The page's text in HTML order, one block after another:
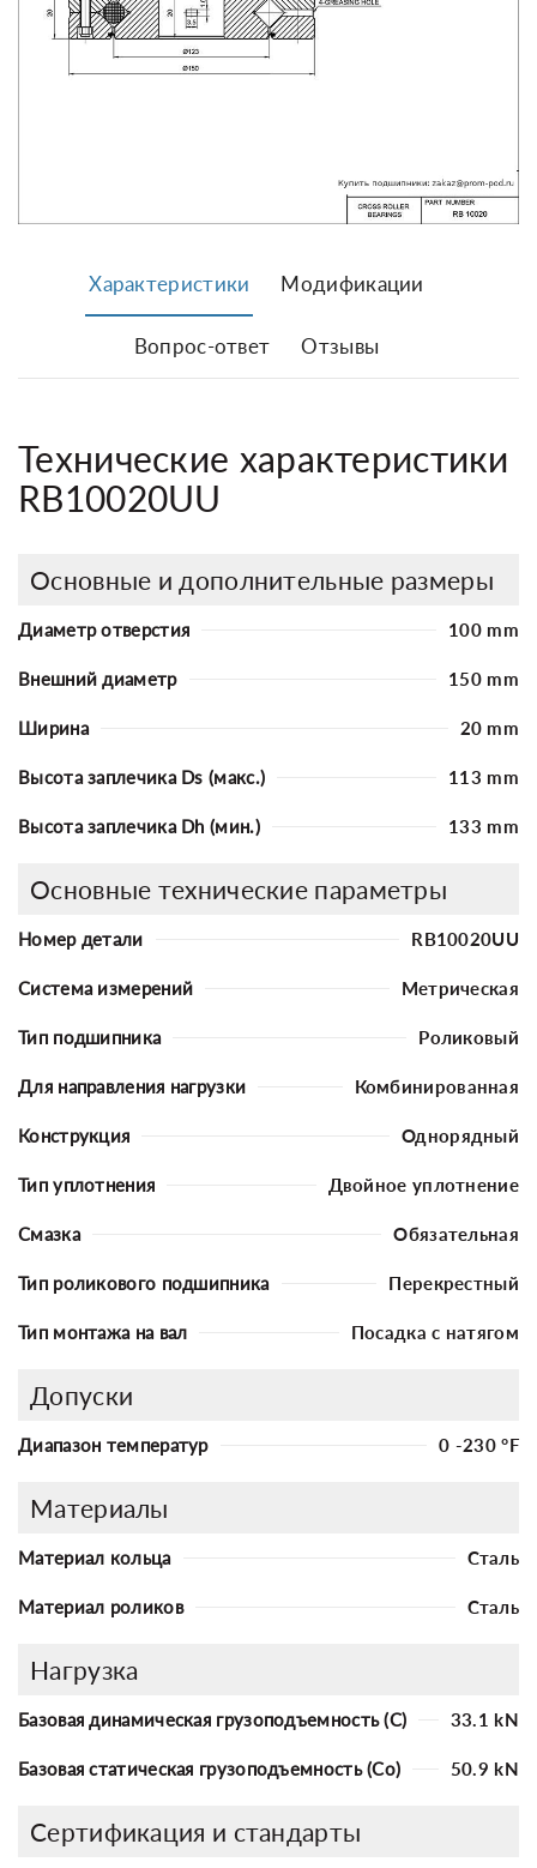
Характеристики Модификации
Вопрос-ответ Отзывы
Технические характеристики
RB10020UU
Основные и дополнительные размеры
Диаметр отверстия 100 mm
Внешний диаметр 150 mm
Ширина 20 mm
Высота заплечика Ds (макс.) 113 mm
Высота заплечика Dh (мин.) 133 mm
Основные технические параметры
Номер детали RB10020UU
Система измерений Метрическая
Тип подшипника Роликовый
Для направления нагрузки Комбинированная
Конструкция Однорядный
Тип уплотнения Двойное уплотнение
Смазка Обязательная
Тип роликового подшипника Перекрестный
Тип монтажа на вал Посадка с натягом
Допуски
Диапазон температур 0 -230 °F
Материалы
Материал кольца Сталь
Материал роликов Сталь
Нагрузка
Базовая динамическая грузоподъемность (C) 33.1 kN
Базовая статическая грузоподъемность (Co) 50.9 kN
Сертификация и стандарты